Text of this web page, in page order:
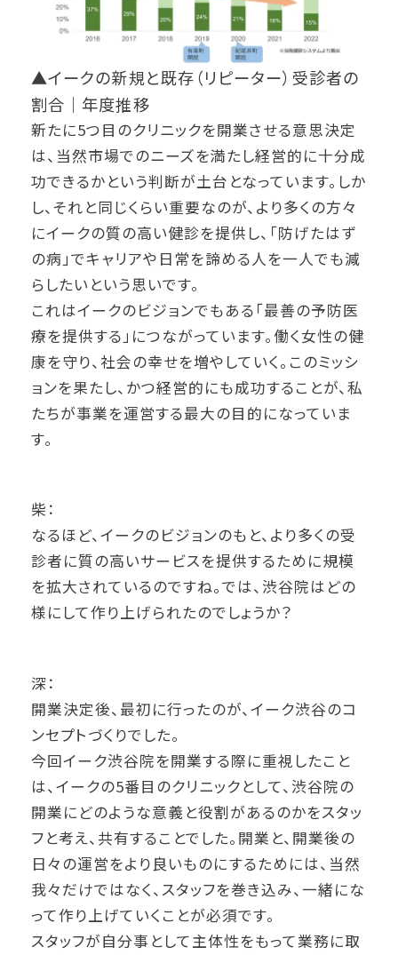
▲イークの新規と既存（リピーター）受診者の
割合｜年度推移
新たに5つ目のクリニックを開業させる意思決定
は、当然市場でのニーズを満たし経営的に十分成
功できるかという判断が土台となっています。しか
し、それと同じくらい重要なのが、より多くの方々
にイークの質の高い健診を提供し、「防げたはず
の病」でキャリアや日常を諦める人を一人でも減
らしたいという思いです。
これはイークのビジョンでもある「最善の予防医
療を提供する」につながっています。働く女性の健
康を守り、社会の幸せを増やしていく。このミッシ
ョンを果たし、かつ経営的にも成功することが、私
たちが事業を運営する最大の目的になっていま
す。
柴：
なるほど、イークのビジョンのもと、より多くの受
診者に質の高いサービスを提供するために規模
を拡大されているのですね。では、渋谷院はどの
様にして作り上げられたのでしょうか？
深：
開業決定後、最初に行ったのが、イーク渋谷のコ
ンセプトづくりでした。
今回イーク渋谷院を開業する際に重視したこと
は、イークの5番目のクリニックとして、渋谷院の
開業にどのような意義と役割があるのかをスタッ
フと考え、共有することでした。開業と、開業後の
日々の運営をより良いものにするためには、当然
我々だけではなく、スタッフを巻き込み、一緒にな
って作り上げていくことが必須です。
スタッフが自分事として主体性をもって業務に取